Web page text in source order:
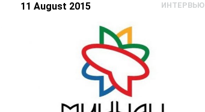
11 August 2015 ИНТЕРВЬЮ